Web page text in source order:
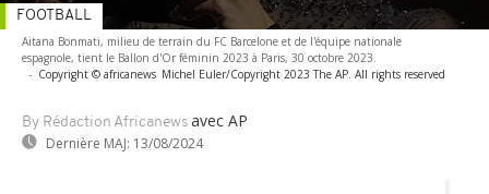
Aitana Bonmati, milieu de terrain du FC Barcelone et de l'équipe nationale
espagnole, tient le Ballon d'Or féminin 2023 à Paris, 30 octobre 2023.
- Copyright © africanews Michel Euler/Copyright 2023 The AP. All rights reserved
By Rédaction Africanews avec AP
Dernière MAJ: 13/08/2024
FOOTBALL